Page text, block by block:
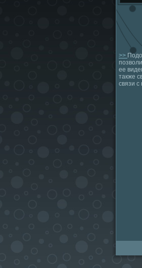
>>
ее
также
связи с